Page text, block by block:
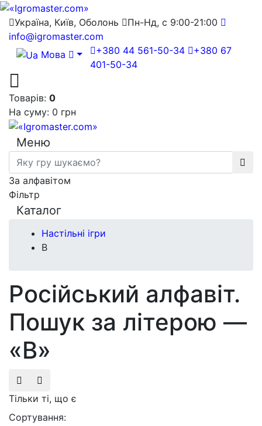
Україна, Київ, Оболонь
Пн-Нд, с 9:00-21:00
info@igromaster.com
Мова
+380 44 561-50-34
+380 67
401-50-34
Товарів: 0
На суму: 0 грн
Меню
За алфавітом
Фільтр
Каталог
Настільні ігри
В
Російський алфавіт.
Пошук за літерою —
«В»
Тільки ті, що є
Сортування: